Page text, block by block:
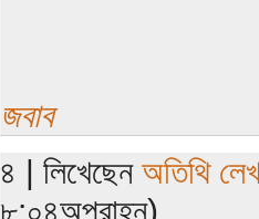
জবাব
৪ | লিখেছেন অতিথি
৮:০৪অপরাহ্ন)